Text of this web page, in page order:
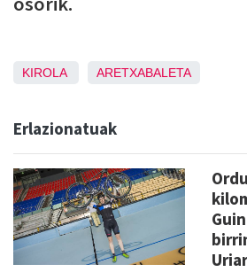
KIROLA ARETXABALETA
Erlazionatuak